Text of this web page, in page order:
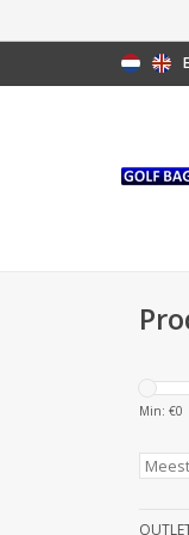
Min: €0